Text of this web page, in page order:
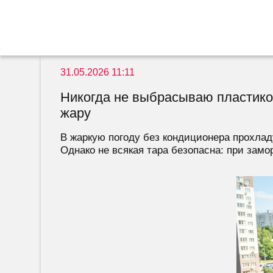
31.05.2026 11:11
Никогда не выбрасываю
жару
В жаркую погоду без кондиционера
Однако не всякая тара безопасна: при